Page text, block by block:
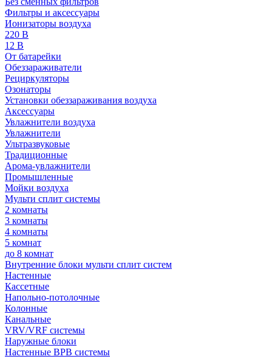
Фильтры и аксессуары
Ионизаторы воздуха
220 В
12 В
От батарейки
Обеззараживатели
Рециркуляторы
Озонаторы
Установки обеззараживания воздуха
Аксессуары
Увлажнители воздуха
Увлажнители
Ультразвуковые
Традиционные
Арома-увлажнители
Промышленные
Мойки воздуха
Мульти сплит системы
2 комнаты
3 комнаты
4 комнаты
5 комнат
до 8 комнат
Внутренние блоки мульти сплит систем
Настенные
Кассетные
Напольно-потолочные
Колонные
Канальные
VRV/VRF системы
Наружные блоки
Настенные ВРВ системы